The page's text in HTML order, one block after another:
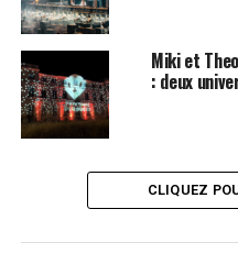
Miki et
: deux
CLIQUEZ